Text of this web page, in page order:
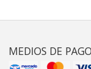
MEDIOS DE PAGO